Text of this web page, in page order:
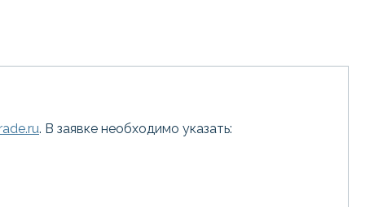
. В заявке необходимо указать: